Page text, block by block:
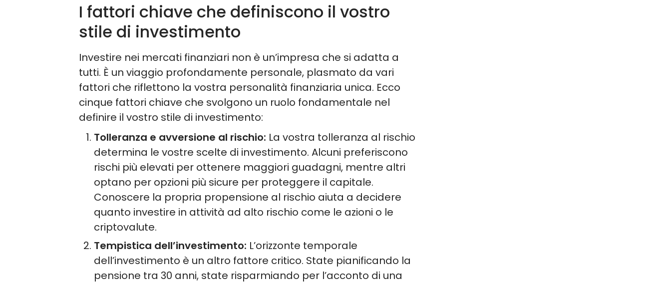
I fattori chiave che definiscono il vostro
stile di investimento
Investire nei mercati finanziari non è un’impresa che si adatta a
tutti. È un viaggio profondamente personale, plasmato da vari
fattori che riflettono la vostra personalità finanziaria unica. Ecco
cinque fattori chiave che svolgono un ruolo fondamentale nel
definire il vostro stile di investimento:
Tolleranza e avversione al rischio: La vostra tolleranza al rischio
determina le vostre scelte di investimento. Alcuni preferiscono
rischi più elevati per ottenere maggiori guadagni, mentre altri
optano per opzioni più sicure per proteggere il capitale.
Conoscere la propria propensione al rischio aiuta a decidere
quanto investire in attività ad alto rischio come le azioni o le
criptovalute.
Tempistica dell’investimento: L’orizzonte temporale
dell’investimento è un altro fattore critico. State pianificando la
pensione tra 30 anni, state risparmiando per l’acconto di una